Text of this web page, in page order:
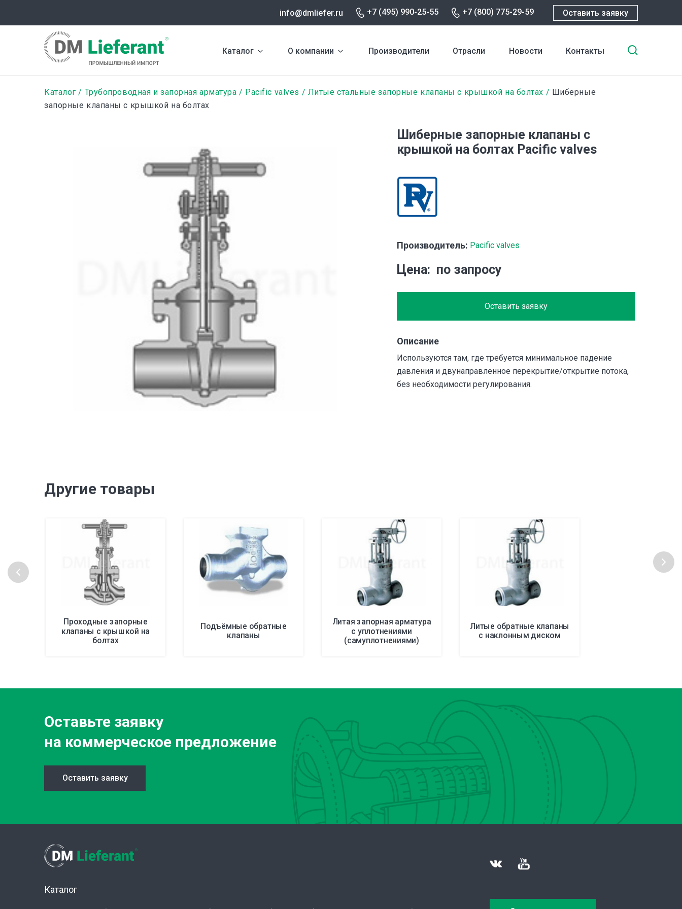
содержанию
info@dmliefer.ru +7 (495) 990-25-55 +7 (800) 775-29-59 Оставить заявку
Каталог О компании Производители Отрасли Новости Контакты
Строка
Каталог Трубопроводная и запорная арматура Pacific valves Литые стальные запорные клапаны с крышкой на болтах
Шиберные
запорные клапаны с крышкой на болтах
Шиберные запорные клапаны с
крышкой на болтах Pacific valves
Производитель: Pacific valves
Цена по запросу
Оставить заявку
Описание
Используются там, где требуется минимальное падение
давления и двунаправленное перекрытие/открытие потока,
без необходимости регулирования.
Другие товары
Проходные запорные
клапаны с крышкой на
болтах
Подъёмные обратные
клапаны
Литая запорная арматура
с уплотнениями
(самуплотнениями)
Литые обратные клапаны
с наклонным диском
Оставьте заявку
на коммерческое предложение
Оставить заявку
Каталог